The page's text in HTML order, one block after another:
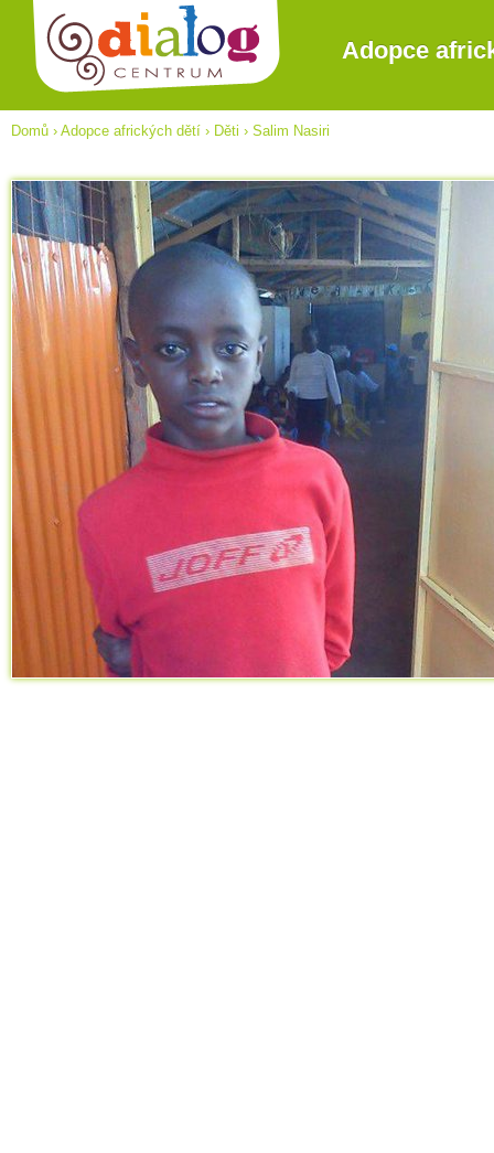
Adopce
Domů › Adopce afrických dětí › Děti › Salim Nasiri